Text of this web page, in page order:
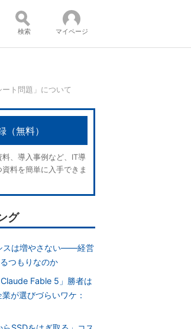
検索 マイページ
ト問題」について
（無料）
、導入事例など、IT導
料を簡単に入手できま
グ
スは増やさない――経営
つもりなのか
Fable 5」勝者は
が選びづらいワケ：